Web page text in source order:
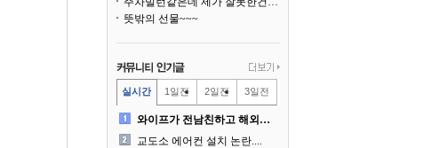
뜻밖의 선물~~~
실시간 1일전 2일전 3일전
와이프가 전남친하고 해외여행..
교도소 에어컨 설치 논란....